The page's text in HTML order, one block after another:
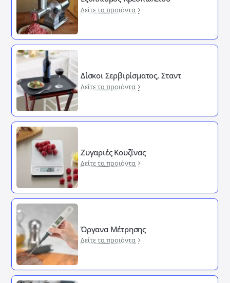
Δείτε τα προιόντα
Δίσκοι Σερβιρίσματος, Σταντ
Δείτε τα προιόντα
Ζυγαριές Κουζίνας
Δείτε τα προιόντα
Όργανα Μέτρησης
Δείτε τα προιόντα